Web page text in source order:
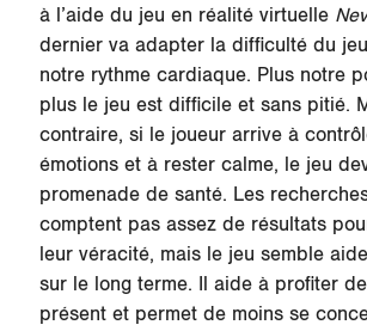
à l’aide du jeu en réalité virtuelle
dernier va adapter la difficulté du
notre rythme cardiaque. Plus notre
plus le jeu est difficile et sans pitié.
contraire, si le joueur arrive à
émotions et à rester calme, le jeu
promenade de santé. Les
comptent pas assez de résultats
leur véracité, mais le jeu semble
sur le long terme. Il aide à profiter
présent et permet de moins se